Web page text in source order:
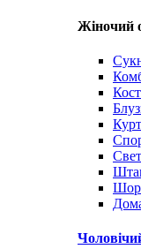
Жіночий